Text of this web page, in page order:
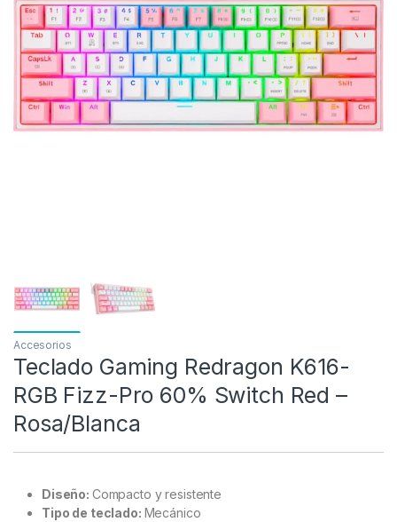
Accesorios
Teclado Gaming Redragon K616-
RGB Fizz-Pro 60% Switch Red –
Rosa/Blanca
Diseño: Compacto y resistente
Tipo de teclado: Mecánico